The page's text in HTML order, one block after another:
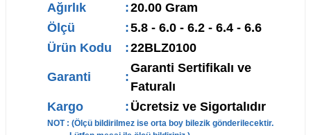
Ağırlık :20.00 Gram
Ölçü
:5.8 - 6.0 - 6.2 - 6.4 - 6.6
Ürün Kodu
:22BLZ0100
Garanti :
Garanti Sertifikalı ve
Faturalı
Kargo
: Ücretsiz ve Sigortalıdır
NOT : (Ölçü bildirilmez ise orta boy bilezik gönderilecektir.